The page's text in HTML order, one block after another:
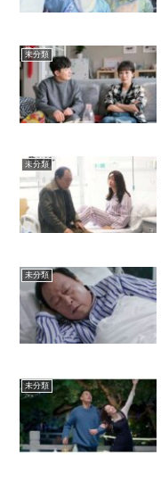
未分類
未分類
未分類
未分類